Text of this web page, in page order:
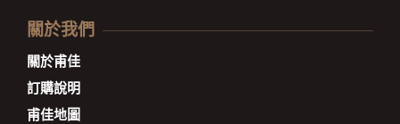
關於我們
關於甫佳
訂購說明
甫佳地圖